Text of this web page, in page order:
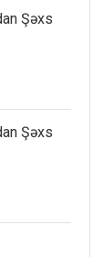
Şəxs
Şəxs